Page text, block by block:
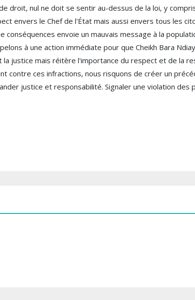
droit, nul ne doit se sentir au-dessus de la loi, y
envers le Chef de l'État mais aussi envers tous les
envoie un mauvais message à la
à une action immédiate pour que Cheikh Bara
justice mais réitère l'importance du respect et de la
contre ces infractions, nous risquons de créer un
justice et responsabilité. Signaler une violation des